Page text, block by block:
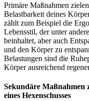
Primäre Maßnahmen
Belastbarkeit deines
zählt zum Beispiel die
Lebensstil, der unter
beinhaltet, aber auch
und den Körper zu
Belastungen sind die
Körper ausreichend
Sekundäre Maßnahmen
eines Hexenschusses